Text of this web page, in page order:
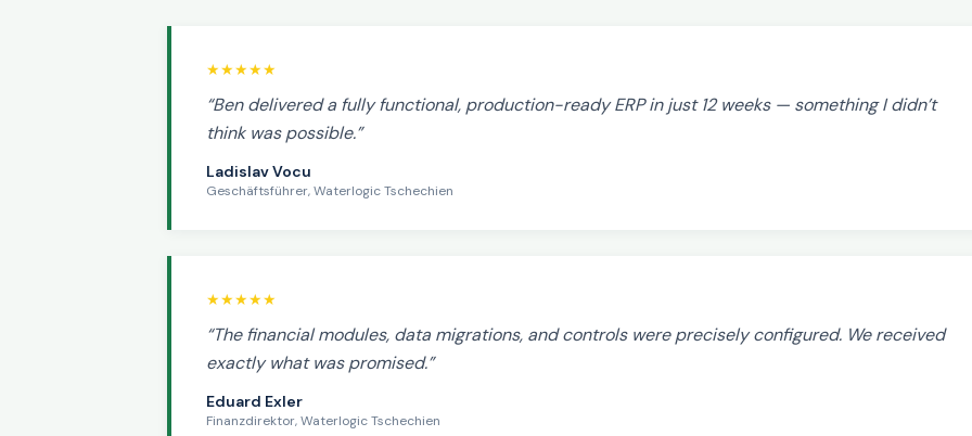
★★★★★
“Ben delivered a fully functional, production-ready ERP in just 12 weeks — something I didn’t
think was possible.”
Ladislav Vocu
Geschäftsführer, Waterlogic Tschechien
★★★★★
“The financial modules, data migrations, and controls were precisely configured. We received
exactly what was promised.”
Eduard Exler
Finanzdirektor, Waterlogic Tschechien